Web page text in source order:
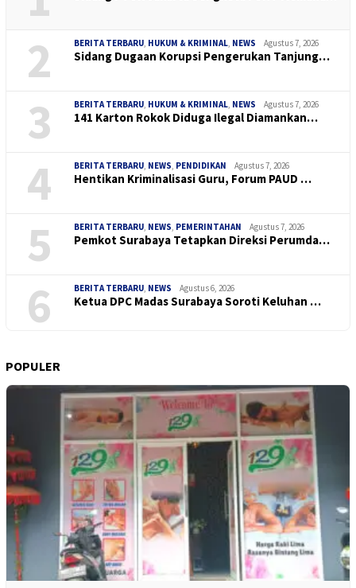
2 BERITA TERBARU, HUKUM & KRIMINAL, NEWS Agustus 7, 2026
Sidang Dugaan Korupsi Pengerukan Tanjung…
3 BERITA TERBARU, HUKUM & KRIMINAL, NEWS Agustus 7, 2026
141 Karton Rokok Diduga Ilegal Diamankan…
4 BERITA TERBARU, NEWS, PENDIDIKAN Agustus 7, 2026
Hentikan Kriminalisasi Guru, Forum PAUD …
5 BERITA TERBARU, NEWS, PEMERINTAHAN Agustus 7, 2026
Pemkot Surabaya Tetapkan Direksi Perumda…
6 BERITA TERBARU, NEWS Agustus 6, 2026
Ketua DPC Madas Surabaya Soroti Keluhan …
POPULER